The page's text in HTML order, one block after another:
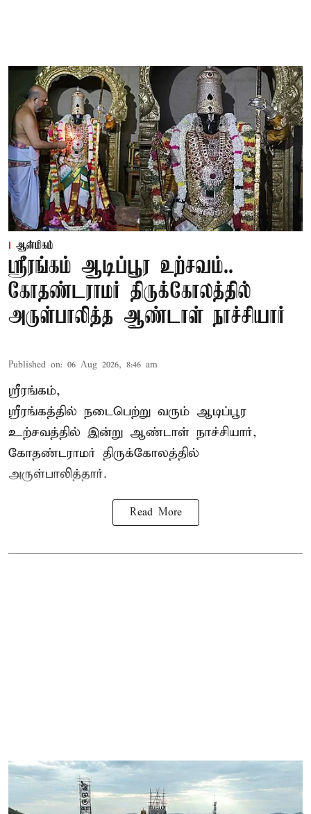
ஆன்மிகம்
ஸ்ரீரங்கம் ஆடிப்பூர உற்சவம்..
கோதண்டராமர் திருக்கோலத்தில்
அருள்பாலித்த ஆண்டாள் நாச்சியார்
Published on: 06 Aug 2026, 8:46 am
ஸ்ரீரங்கம்,
ஸ்ரீரங்கத்தில் நடைபெற்று வரும் ஆடிப்பூர
உற்சவத்தில் இன்று ஆண்டாள் நாச்சியார்,
கோதண்டராமர் திருக்கோலத்தில்
அருள்பாலித்தார்.
Read More